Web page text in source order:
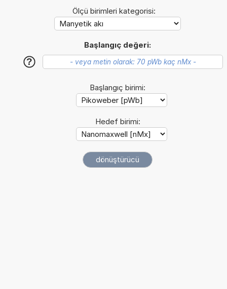
Ölçü birimleri kategorisi:
Başlangıç değeri:
?
Başlangıç birimi:
Hedef birimi: